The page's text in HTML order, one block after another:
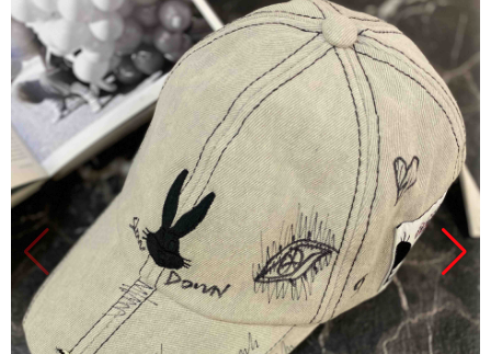
Продано